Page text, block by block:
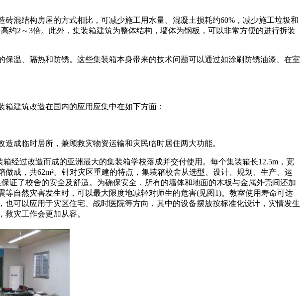
混结构房屋的方式相比，可减少施工用水量、混凝土损耗约60%，减少施工垃圾和
约2～3倍。此外，集装箱建筑为整体结构，墙体为钢板，可以非常方便的进行拆装
温、隔热和防锈。这些集装箱本身带来的技术问题可以通过如涂刷防锈油漆、在室
建筑改造在国内的应用应集中在如下方面：
成临时居所，兼顾救灾物资运输和灾民临时居住两大功能。
经过改造而成的亚洲最大的集装箱学校落成并交付使用。每个集装箱长12.5m，宽
成，共62m²。针对灾区重建的特点，集装箱校舍从选型、设计、规划、生产、运
证了校舍的安全及舒适。为确保安全，所有的墙体和地面的木板与金属外壳间还加
自然灾害发生时，可以最大限度地减轻对师生的危害(见图1)。教室使用寿命可达
可以应用于灾区住宅、战时医院等方向，其中的设备摆放按标准化设计，灾情发生
灾工作会更加从容。